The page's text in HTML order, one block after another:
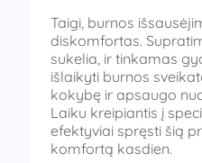
Taigi, burnos
diskomfortas.
sukelia, ir tinkamas
išlaikyti burnos
kokybę ir apsaugo
Laiku kreipiantis į
efektyviai spręsti šią
komfortą kasdien.